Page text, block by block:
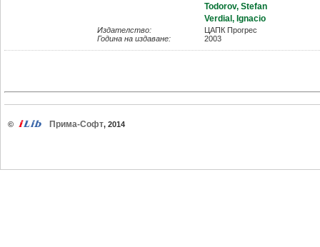
Todorov, Stefan
Verdial, Ignacio
Издателство:
ЦАПК Прогрес
Година на издаване:
2003
© Прима-Софт, 2014